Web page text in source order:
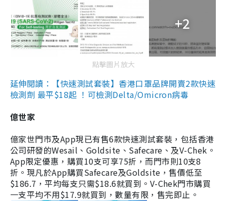
+2
點擊圖片放大
延伸閱讀：【快速測試套裝】香港口罩品牌開賣2款快速
檢測劑 最平$18起 ！可檢測Delta/Omicron病毒
億世家
億家世門市及App現已有售6款快速測試套裝，包括香港
公司研發的Wesail、Goldsite、Safecare、及V-Chek。
App限定優惠，購買10支可享75折，而門市則10支8
折。現凡於App購買Safecare及Goldsite，售價低至
$186.7，平均每支只需$18.6就買到。V-Chek門市購買
一支平均不用$17.9就買到，數量有限，售完即止。